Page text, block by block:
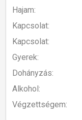
Hajam:
Kapcsolat:
Kapcsolat:
Gyerek:
Dohányzás:
Alkohol:
Végzettségem: